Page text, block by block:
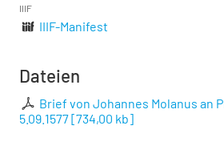
IIIF
IIIF-Manifest
Dateien
Brief von Johannes Molanus an
5.09.1577[734,00 kb]